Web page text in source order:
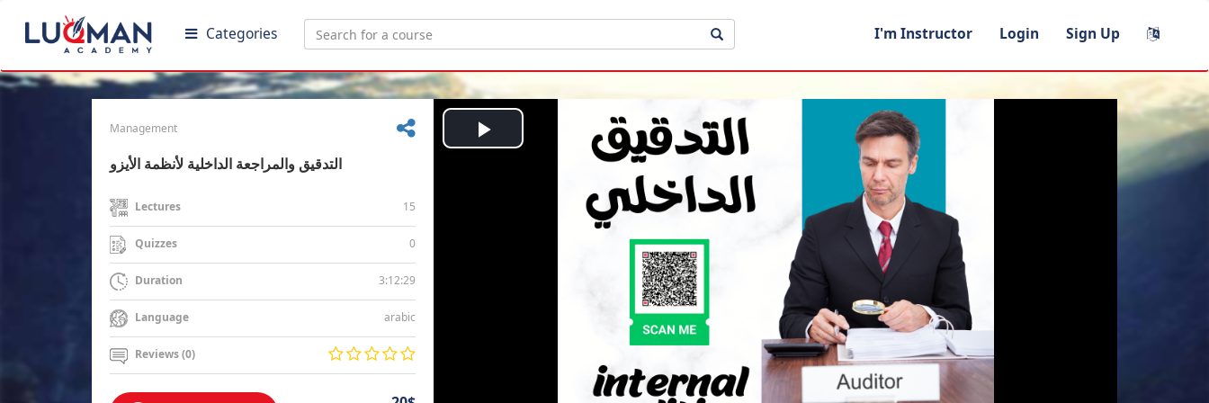
Categories I'm Instructor Login Sign Up
Management
التدقيق والمراجعة الداخلية لأنظمة الأيزو
Lectures 15
Quizzes 0
Duration 3:12:29
Language arabic
Reviews (0)
Play